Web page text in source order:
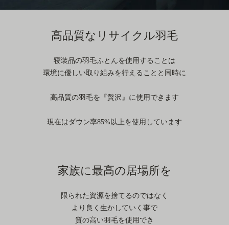
高品質なリサイクル羽毛
寝装品の羽毛ふとんを使用することは
環境に優しい取り組みを行えることと同時に
高品質の羽毛を『贅沢』に使用できます
現在はダウン率85%以上を使用しています
家族に最高の居場所を
限られた資源を捨てるのではなく
より良く生かしていく事で
質の高い羽毛を使用でき